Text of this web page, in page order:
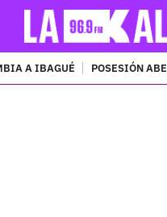
A IBAGUÉ POSESIÓN